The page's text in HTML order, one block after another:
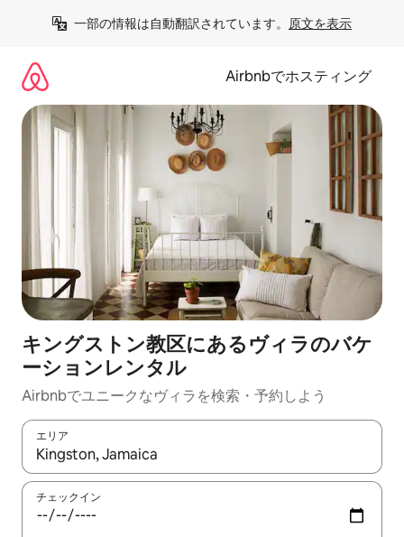
一部の情報は自動翻訳されています。 原文を表示
Airbnbでホスティング
キングストン教区にあるヴィラのバケ
ーションレンタル
Airbnbでユニークなヴィラを検索・予約しよう
エリア
検索結果が表示されたら、上下の矢印キーを使って移動するか
チェックイン